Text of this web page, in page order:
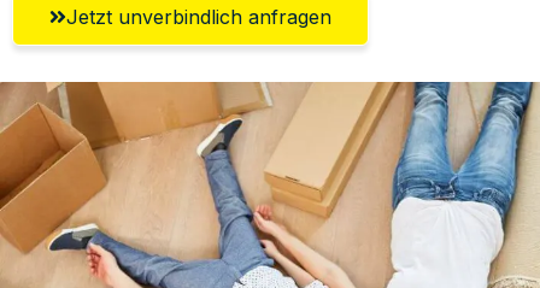
Jetzt unverbindlich anfragen